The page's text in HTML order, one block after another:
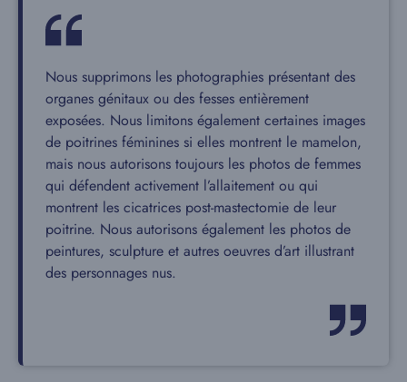
Nous supprimons les photographies présentant des
organes génitaux ou des fesses entièrement
exposées. Nous limitons également certaines images
de poitrines féminines si elles montrent le mamelon,
mais nous autorisons toujours les photos de femmes
qui défendent activement l’allaitement ou qui
montrent les cicatrices post-mastectomie de leur
poitrine. Nous autorisons également les photos de
peintures, sculpture et autres oeuvres d’art illustrant
des personnages nus.